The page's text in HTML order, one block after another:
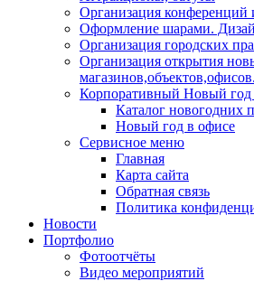
Организация конференций
Оформление шарами.
Организация городских
Организация открытия
магазинов,объектов,офисов.
Корпоративный Новый год
Каталог новогодних
Новый год в офисе
Сервисное меню
Главная
Карта сайта
Обратная связь
Политика
Новости
Портфолио
Фотоотчёты
Видео мероприятий